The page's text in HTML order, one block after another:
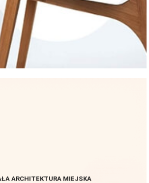
ARCHITEKTURA MIEJSKA